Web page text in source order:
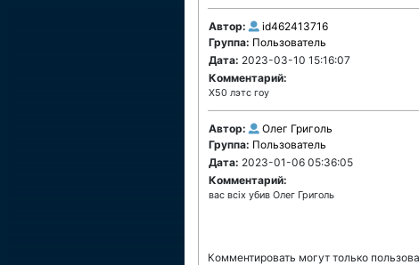
Автор:
id462413716
Группа: Пользователь
Дата: 2023-03-10 15:16:07
Комментарий:
Х50 лэтс гоу
Автор:
Олег Григоль
Группа: Пользователь
Дата: 2023-01-06 05:36:05
Комментарий:
вас всіх убив Олег Григоль
Комментировать могут только